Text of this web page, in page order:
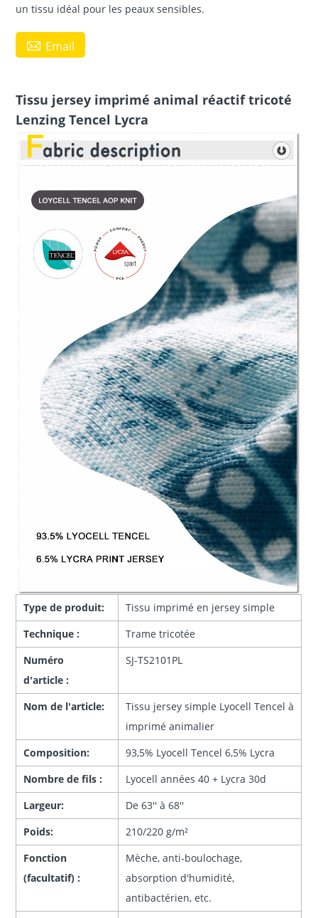
un tissu idéal pour les peaux sensibles.
 Email
Tissu jersey imprimé animal réactif tricoté
Lenzing Tencel Lycra
Type de produit:
Tissu imprimé en jersey simple
Technique :
Trame tricotée
Numéro
d'article :
SJ-TS2101PL
Nom de l'article:
Tissu jersey simple Lyocell Tencel à
imprimé animalier
Composition:
93,5% Lyocell Tencel 6,5% Lycra
Nombre de fils :
Lyocell années 40 + Lycra 30d
Largeur:
De 63'' à 68''
Poids:
210/220 g/m²
Fonction
(facultatif) :
Mèche, anti-boulochage,
absorption d'humidité,
antibactérien, etc.